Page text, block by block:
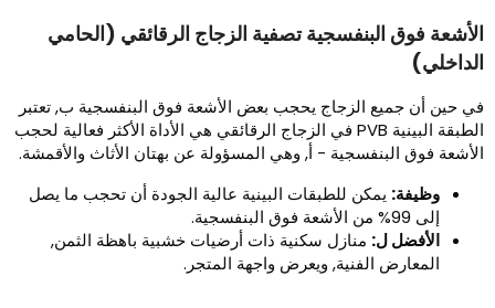
فوق البنفسجية تصفية الزجاج الرقائقي (الحامي
حين أن جميع الزجاج يحجب بعض الأشعة فوق البنفسجية ب, تعتبر
الطبقة البينية PVB في الزجاج الرقائقي هي الأداة الأكثر فعالية لحجب
فوق البنفسجية - أ, وهي المسؤولة عن بهتان الأثاث والأقمشة.
وظيفة:يمكن للطبقات البينية عالية الجودة أن تحجب ما يصل
إلى 99% من الأشعة فوق البنفسجية.
الأفضل ل:منازل سكنية ذات أرضيات خشبية باهظة الثمن,
المعارض الفنية, ويعرض واجهة المتجر.